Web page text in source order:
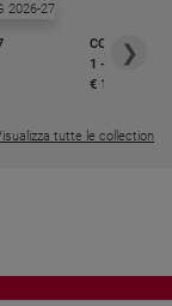
COLLANA
1 - 2
€ 18,50
❯
tutte le collection